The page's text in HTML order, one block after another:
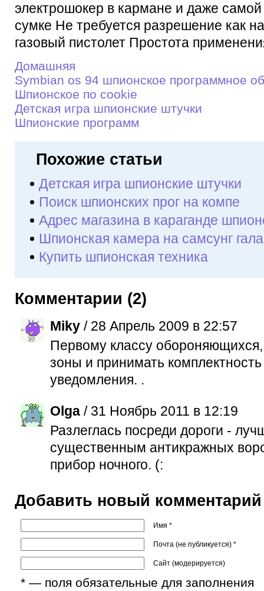
электрошокер в кармане и даже
сумке Не требуется разрешение как
газовый пистолет Простота
Домашняя
Symbian os 94 шпионское программное
Шпионское по cookie
Детскaя игрa шпионские штучки
Шпионские программ
Похожие статьи
Детскaя игрa шпионские штучки
Поиск шпионских прог на компе
Адрес магазина в караганде
Шпионская камера на самсунг
Купить шпионская техника
Комментарии (2)
Miky / 28 Апрель 2009 в 22:57
Первому классу
зоны и принимать
уведомления. .
Olga / 31 Ноябрь 2011 в 12:19
Разлеглась посреди дороги -
существенным антикражных
прибор ночного. (:
Добавить новый комментарий
Имя *
Почта (не публикуется) *
Сайт (модерируется)
* — поля обязательные для заполнения